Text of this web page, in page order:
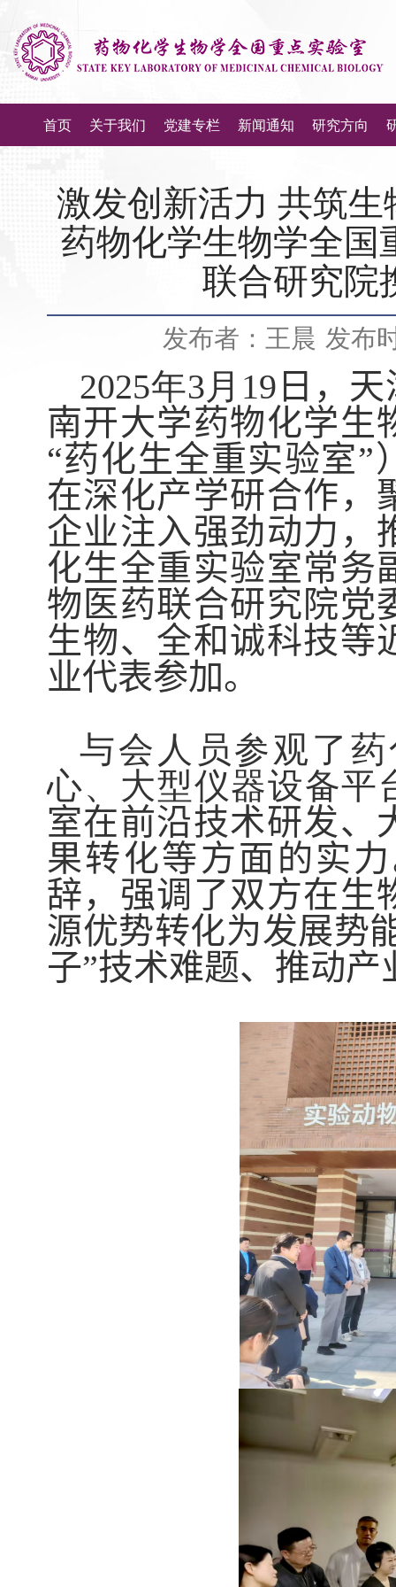
首页 关于我们 党建专栏 新闻通知 研究方向
激发创新活力 共筑
药物化学生物学全国
联合研究院
发布者：王晨 发布
2025年3月 19 日，
南开大学药物化学生
“药化生全重实验室”
在深化产学研合作，
企业注入强劲动力，
化生全重实验室常务
物医药联合研究院党
生物、 全和诚科技等
业代表参加。
与会人员参观了
心、大型仪器设备平
室在前沿技术研发、
果转化等方面的实
辞，强调了双方在生
源优势转化为发展势
子”技术难题、推动